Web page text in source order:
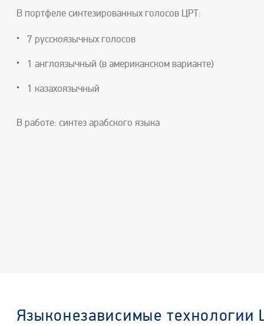
В портфеле синтезированных голосов ЦРТ:
7 русскоязычных голосов
1 англоязычный (в американском варианте)
1 казахоязычный
В работе: синтез арабского языка
Языконезависимые технологии